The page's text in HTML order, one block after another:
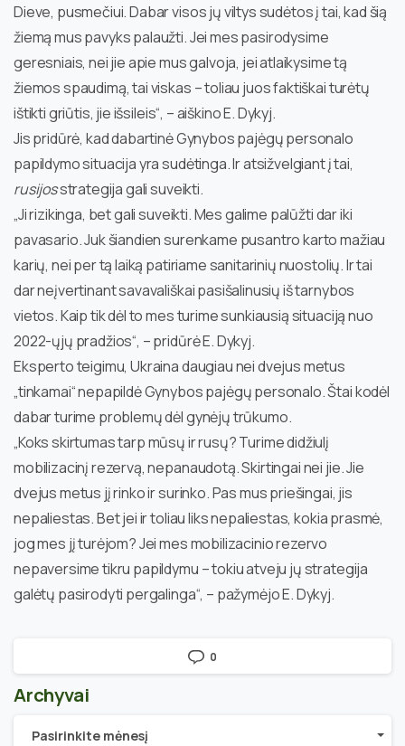
Dieve, pusmečiui. Dabar visos jų viltys sudėtos į tai, kad šią
žiemą mus pavyks palaužti. Jei mes pasirodysime
geresniais, nei jie apie mus galvoja, jei atlaikysime tą
žiemos spaudimą, tai viskas – toliau juos faktiškai turėtų
ištikti griūtis, jie išsileis“, – aiškino E. Dykyj.
Jis pridūrė, kad dabartinė Gynybos pajėgų personalo
papildymo situacija yra sudėtinga. Ir atsižvelgiant į tai,
rusijosstrategija gali suveikti.
„Ji rizikinga, bet gali suveikti. Mes galime palūžti dar iki
pavasario. Juk šiandien surenkame pusantro karto mažiau
karių, nei per tą laiką patiriame sanitarinių nuostolių. Ir tai
dar neįvertinant savavališkai pasišalinusių iš tarnybos
vietos. Kaip tik dėl to mes turime sunkiausią situaciją nuo
2022-ųjų pradžios“, – pridūrė E. Dykyj.
Eksperto teigimu, Ukraina daugiau nei dvejus metus
„tinkamai“ nepapildė Gynybos pajėgų personalo. Štai kodėl
dabar turime problemų dėl gynėjų trūkumo.
„Koks skirtumas tarp mūsų ir rusų? Turime didžiulį
mobilizacinį rezervą, nepanaudotą. Skirtingai nei jie. Jie
dvejus metus jį rinko ir surinko. Pas mus priešingai, jis
nepaliestas. Bet jei ir toliau liks nepaliestas, kokia prasmė,
jog mes jį turėjom? Jei mes mobilizacinio rezervo
nepaversime tikru papildymu – tokiu atveju jų strategija
galėtų pasirodyti pergalinga“, – pažymėjo E. Dykyj.
0
Archyvai
Archyvai
Pasirinkite mėnesį